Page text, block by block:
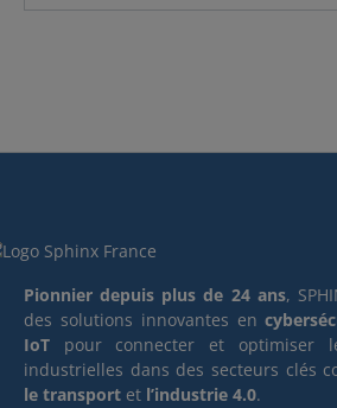
Pionnier depuis plus de 24 ans,
des solutions innovantes en
IoT pour connecter et optimiser
industrielles dans des secteurs clés
le transport et l’industrie 4.0.